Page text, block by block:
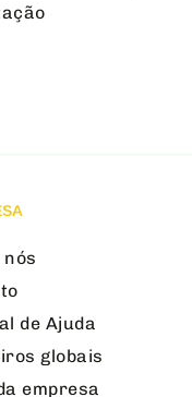
nós
de Ajuda
globais
empresa